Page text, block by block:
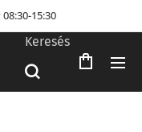
15:30
Keresés